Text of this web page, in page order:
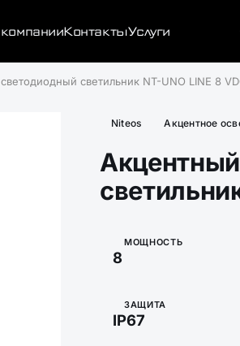
КонтактыУслуги
светильник NT-UNO LINE 8
Niteos Акцентное
МОЩНОСТЬ
8
ЗАЩИТА
IP67